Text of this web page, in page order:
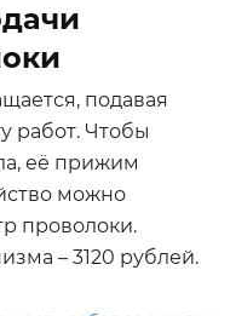
подавая
работ. Чтобы
её прижим
можно
проволоки.
– 3120 рублей.